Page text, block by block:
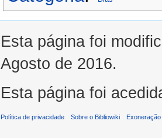
Esta página foi
Agosto de 2016.
Esta página foi
Política de privacidade Sobre o Bibliowiki